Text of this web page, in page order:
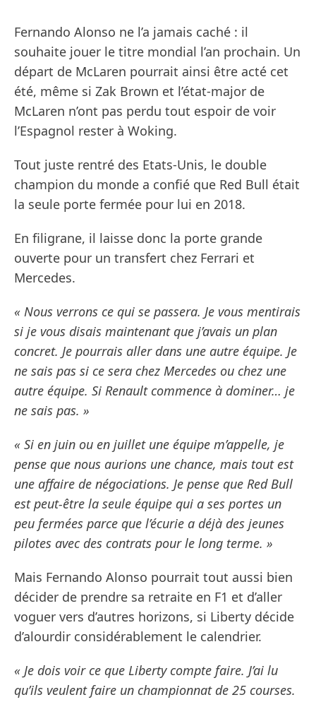
Fernando Alonso ne l’a jamais caché : il
souhaite jouer le titre mondial l’an prochain. Un
départ de McLaren pourrait ainsi être acté cet
été, même si Zak Brown et l’état-major de
McLaren n’ont pas perdu tout espoir de voir
l’Espagnol rester à Woking.
Tout juste rentré des Etats-Unis, le double
champion du monde a confié que Red Bull était
la seule porte fermée pour lui en 2018.
En filigrane, il laisse donc la porte grande
ouverte pour un transfert chez Ferrari et
Mercedes.
« Nous verrons ce qui se passera. Je vous mentirais
si je vous disais maintenant que j’avais un plan
concret. Je pourrais aller dans une autre équipe. Je
ne sais pas si ce sera chez Mercedes ou chez une
autre équipe. Si Renault commence à dominer… je
ne sais pas. »
« Si en juin ou en juillet une équipe m’appelle, je
pense que nous aurions une chance, mais tout est
une affaire de négociations. Je pense que Red Bull
est peut-être la seule équipe qui a ses portes un
peu fermées parce que l’écurie a déjà des jeunes
pilotes avec des contrats pour le long terme. »
Mais Fernando Alonso pourrait tout aussi bien
décider de prendre sa retraite en F1 et d’aller
voguer vers d’autres horizons, si Liberty décide
d’alourdir considérablement le calendrier.
« Je dois voir ce que Liberty compte faire. J’ai lu
qu’ils veulent faire un championnat de 25 courses.